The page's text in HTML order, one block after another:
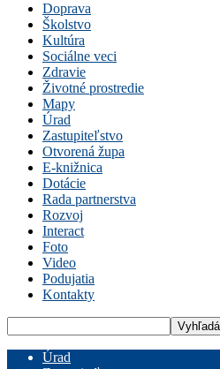
Doprava
Školstvo
Kultúra
Sociálne veci
Zdravie
Životné prostredie
Mapy
Úrad
Zastupiteľstvo
Otvorená župa
E-knižnica
Dotácie
Rada partnerstva
Rozvoj
Interact
Foto
Video
Podujatia
Kontakty
Úrad